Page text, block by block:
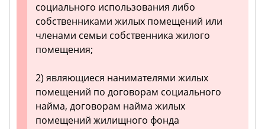
социального использования либо
собственниками жилых помещений или
членами семьи собственника жилого
помещения;
2) являющиеся нанимателями жилых
помещений по договорам социального
найма, договорам найма жилых
помещений жилищного фонда